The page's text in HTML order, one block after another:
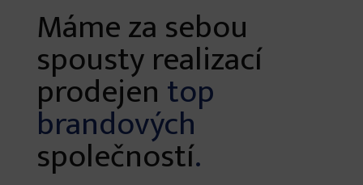
Máme za sebou
spousty realizací
prodejentop
brandových
společností.